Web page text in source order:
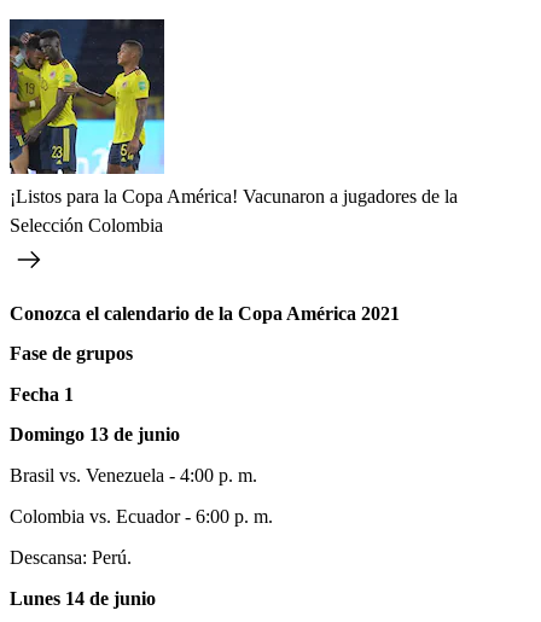
¡Listos para la Copa América! Vacunaron a jugadores de la
Selección Colombia
Conozca el calendario de la Copa América 2021
Fase de grupos
Fecha 1
Domingo 13 de junio
Brasil vs. Venezuela - 4:00 p. m.
Colombia vs. Ecuador - 6:00 p. m.
Descansa: Perú.
Lunes 14 de junio